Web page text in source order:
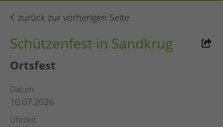
zurück zur vorherigen Seite
Schützenfest in Sandkrug
Ortsfest
Datum
10.07.2026
Uhrzeit